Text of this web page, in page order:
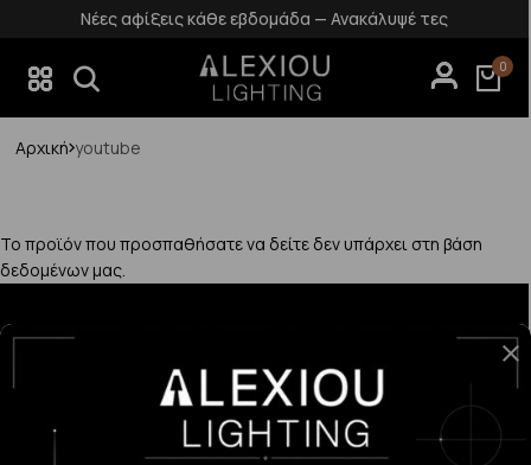
Νέες αφίξεις κάθε εβδομάδα — Ανακάλυψέ τες
0
Αρχική youtube
Το προϊόν που προσπαθήσατε να δείτε δεν υπάρχει στη βάση
δεδομένων μας.